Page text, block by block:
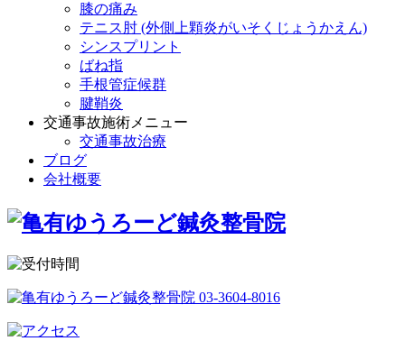
膝の痛み
テニス肘 (外側上顆炎がいそくじょうかえん)
シンスプリント
ばね指
手根管症候群
腱鞘炎
交通事故施術メニュー
交通事故治療
ブログ
会社概要